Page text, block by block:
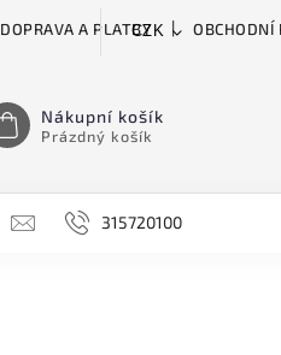
DOPRAVA A PLATBY OBCHODNÍ
CZK
Nákupní košík
Prázdný košík
H&H HARTKE
315720100